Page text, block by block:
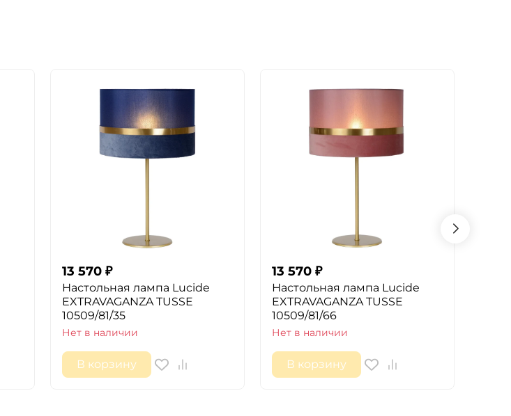
13 570 ₽
Настольная лампа Lucide
EXTRAVAGANZA TUSSE
10509/81/35
Нет в наличии
В корзину
13 570 ₽
Настольная лампа Lucide
EXTRAVAGANZA TUSSE
10509/81/66
Нет в наличии
В корзину